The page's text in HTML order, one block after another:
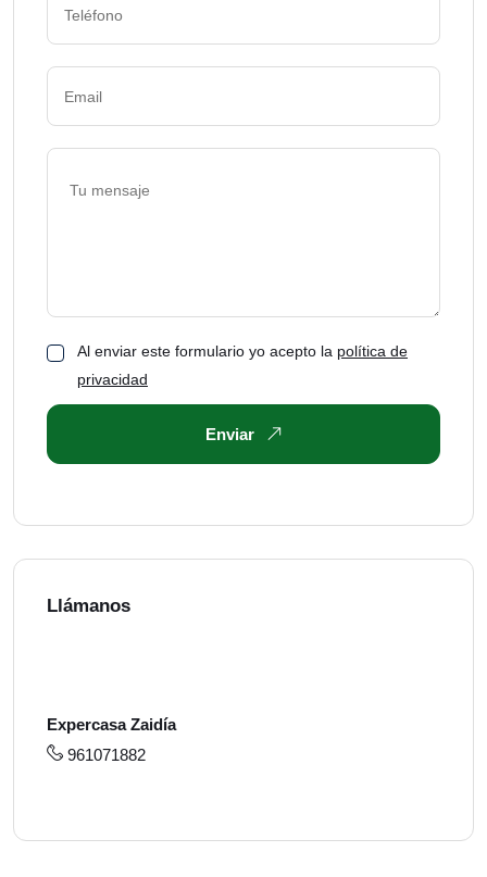
Al enviar este formulario yo acepto la política de
privacidad
Enviar
Llámanos
Expercasa Zaidía
961071882